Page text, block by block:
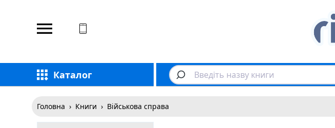
Каталог
Головна › Книги › Військова справа